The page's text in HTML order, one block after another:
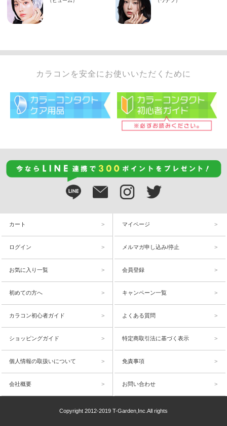
カラコンを安全にお使いいただくために
カート マイページ
ログイン メルマガ申し込み/停止
お気に入り一覧 会員登録
初めての方へ キャンペーン一覧
カラコン初心者ガイド よくある質問
ショッピングガイド 特定商取引法に基づく表示
個人情報の取扱いについて 免責事項
会社概要 お問い合わせ
Copyright 2012-2019 T-Garden,Inc.All rights